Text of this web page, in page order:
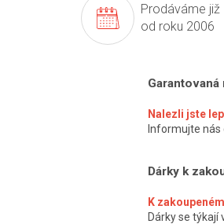
Prodáváme již
od roku 2006
Nalezli jste
Informujte nás
Dárky k
K
Dárky se týkají